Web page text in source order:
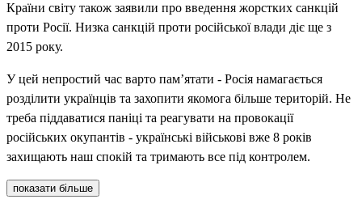
Країни світу також заявили про введення жорстких санкцій
проти Росії. Низка санкцій проти російської влади діє ще з
2015 року.
У цей непростий час варто пам’ятати - Росія намагається
розділити українців та захопити якомога більше територій. Не
треба піддаватися паніці та реагувати на провокації
російських окупантів - українські військові вже 8 років
захищають наш спокій та тримають все під контролем.
показати більше